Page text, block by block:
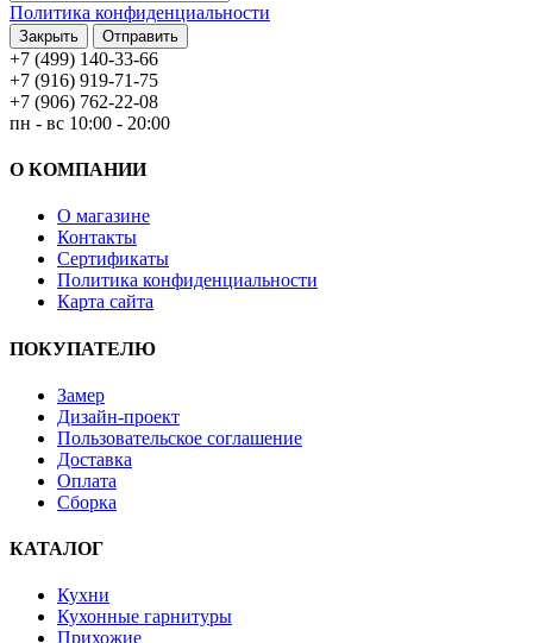
Политика конфиденциальности
Закрыть Отправить
+7 (499) 140-33-66
+7 (916) 919-71-75
+7 (906) 762-22-08
пн - вс 10:00 - 20:00
О КОМПАНИИ
О магазине
Контакты
Сертификаты
Политика конфиденциальности
Карта сайта
ПОКУПАТЕЛЮ
Замер
Дизайн-проект
Пользовательское соглашение
Доставка
Оплата
Сборка
КАТАЛОГ
Кухни
Кухонные гарнитуры
Прихожие